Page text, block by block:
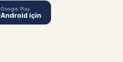
Google Play
Android için